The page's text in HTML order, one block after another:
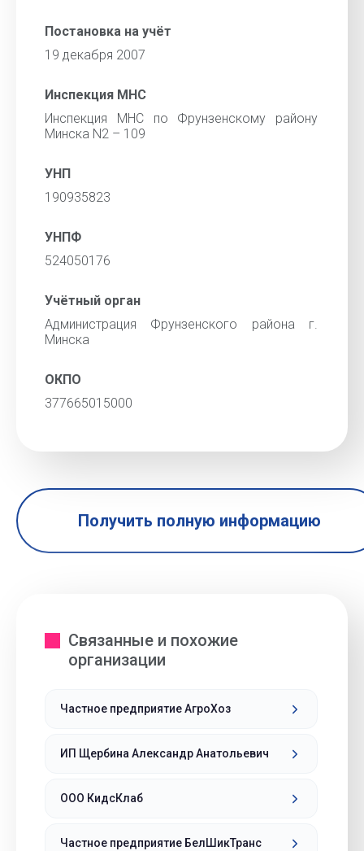
Постановка на учёт
19 декабря 2007
Инспекция МНС
Инспекция МНС по Фрунзенскому району
Минска N2 – 109
УНП
190935823
УНПФ
524050176
Учётный орган
Администрация Фрунзенского района г.
Минска
ОКПО
377665015000
Получить полную информацию
Связанные и похожие
организации
Частное предприятие АгроХоз
ИП Щербина Александр Анатольевич
ООО КидсКлаб
Частное предприятие БелШикТранс